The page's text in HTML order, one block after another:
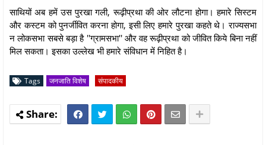
साथियों अब हमें उस पुरखा गली, रूढ़ीप्रथा की ओर लौटना होगा। हमारे सिस्टम
और कस्टम को पुनर्जीवित करना होगा, इसी लिए हमारे पुरखा कहते थे। राज्यसभा
न लोकसभा सबसे बड़ा है ''ग्रामसभा'' और वह रूढ़ीप्रथा को जीवित किये बिना नहीं
मिल सकता। इसका उल्लेख भी हमारे संविधान में निहित है।
Tags जनजाति विशेष संपादकीय